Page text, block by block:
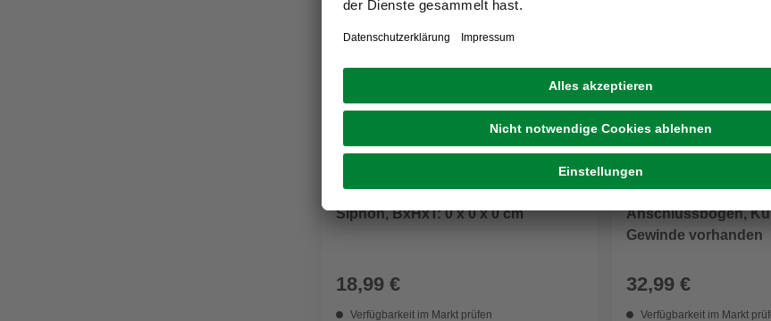
FACKELMANN
Siphon, BxHxT: 0 x 0 x 0 cm
18,99 €
Verfügbarkeit im Markt prüfen
CORNAT
Anschlussbogen,
Gewinde vorhanden
32,99 €
Verfügbarkeit im Markt